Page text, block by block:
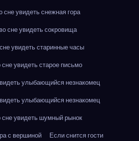
сне увидеть снежная гора
сне увидеть сокровища
увидеть старинные часы
увидеть старое письмо
улыбающийся незнакомец
улыбающийся незнакомец
сне увидеть шумный рынок
с вершиной
Если снится гости